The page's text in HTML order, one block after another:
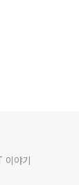
야기